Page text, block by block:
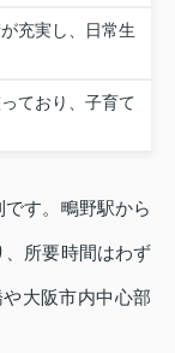
充実し、日常生
ており、子育て
す。鴫野駅から
所要時間はわず
大阪市内中心部